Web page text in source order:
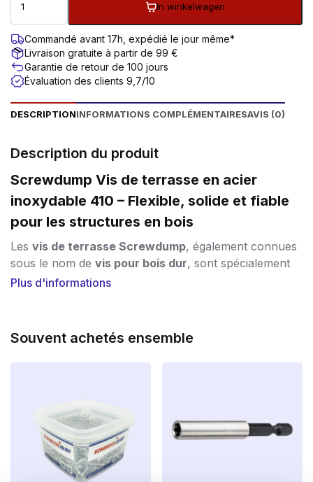
In winkelwagen
Commandé avant 17h, expédié le jour même*
Livraison gratuite à partir de 99 €
Garantie de retour de 100 jours
Évaluation des clients 9,7/10
DESCRIPTIONINFORMATIONS COMPLÉMENTAIRESAVIS (0)
Description du produit
Screwdump Vis de terrasse en acier
inoxydable 410 – Flexible, solide et fiable
pour les structures en bois
Les vis de terrasse Screwdump, également connues
sous le nom de vis pour bois dur, sont spécialement
conçues pour la fixation solide de
professionnels et les bricoleurs qui ne veulent
travailler qu’avec de la qualité.
Ces vis sont fabriquées en
de haute qualité.Cet alliage spécialement sélectionné
est légèrement plus souple que l’acier inoxydable
traditionnel, ce qui constitue un grand avantage :
aucun risque de rupture
Plus d'informations
Souvent achetés ensemble